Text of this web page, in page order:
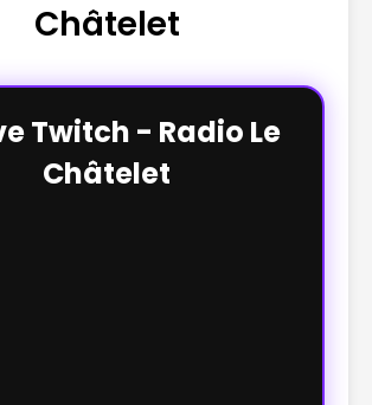
Châtelet
Twitch - Radio Le
Châtelet